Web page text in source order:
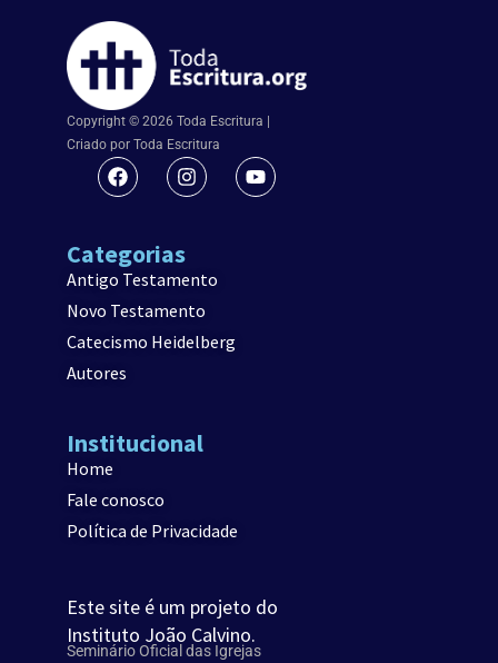
Copyright © 2026 Toda Escritura |
Criado por Toda Escritura
Categorias
Antigo Testamento
Novo Testamento
Catecismo Heidelberg
Autores
Institucional
Home
Fale conosco
Política de Privacidade
Este site é um projeto do
Instituto João Calvino.
Seminário Oficial das Igrejas